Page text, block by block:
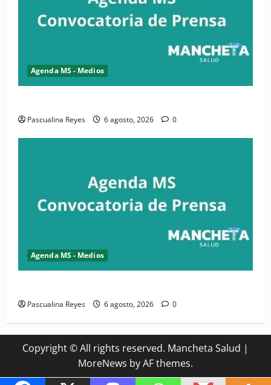
Agenda MS - Medios
Pascualina Reyes 6 agosto, 2026 0
Agenda MS - Medios
Pascualina Reyes 6 agosto, 2026 0
Copyright © All rights reserved. Mancheta Salud |
MoreNews by AF themes.